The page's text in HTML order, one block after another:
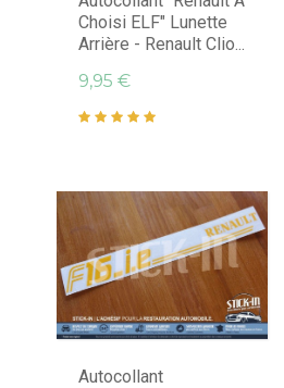
Choisi ELF" Lunette
Arrière - Renault Clio...
9,95 €
Autocollant